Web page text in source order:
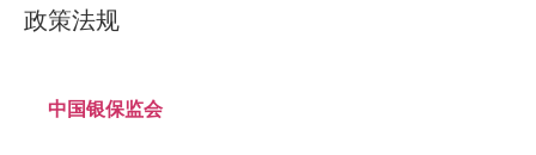
政策法规
中国银保监会